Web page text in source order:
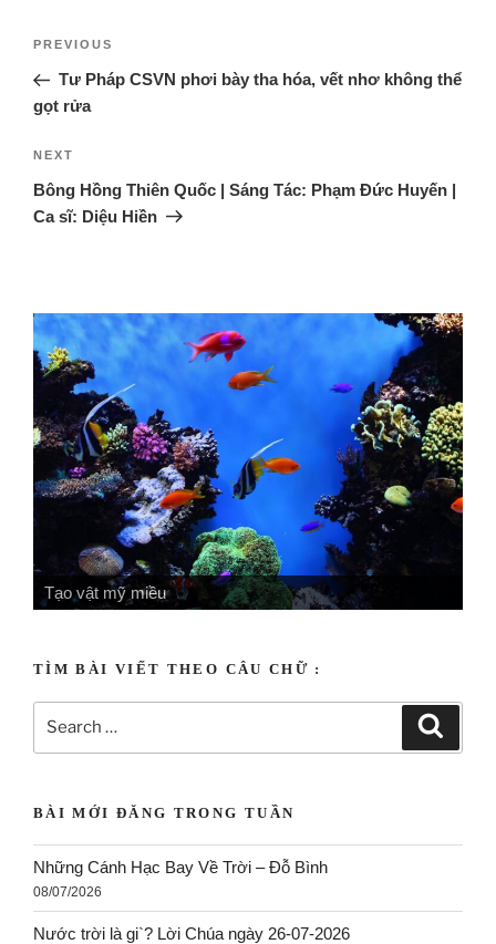
PREVIOUS
Tư Pháp CSVN phơi bày tha hóa, vết nhơ không thể
gọt rửa
NEXT
Bông Hồng Thiên Quốc | Sáng Tác: Phạm Đức Huyến |
Ca sĩ: Diệu Hiền
Tạo vật sinh động
TÌM BÀI VIẾT THEO CÂU CHỮ :
BÀI MỚI ĐĂNG TRONG TUẦN
Những Cánh Hạc Bay Về Trời – Đỗ Bình
08/07/2026
Nước trời là gi`? Lời Chúa ngày 26-07-2026